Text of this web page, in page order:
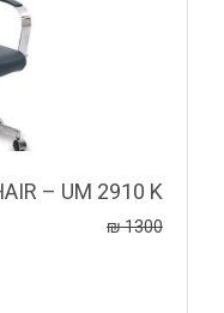
– UM 2910 K
1300
₪